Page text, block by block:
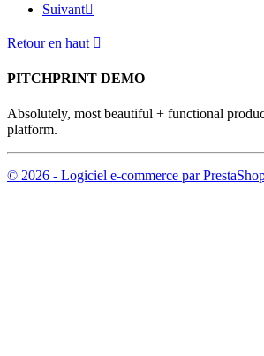
Suivant
Retour en haut 
PITCHPRINT DEMO
Absolutely, most beautiful + functional
platform.
© 2026 - Logiciel e-commerce par